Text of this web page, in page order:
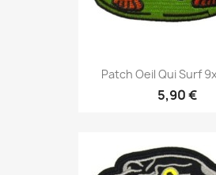
Patch Oeil Qui Surf
5,90 €